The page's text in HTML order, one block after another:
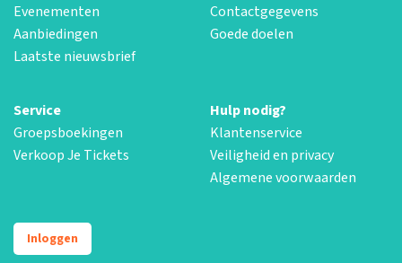
Evenementen
Aanbiedingen
Laatste nieuwsbrief
Contactgegevens
Goede doelen
Service
Groepsboekingen
Verkoop Je Tickets
Hulp nodig?
Klantenservice
Veiligheid en privacy
Algemene voorwaarden
Inloggen